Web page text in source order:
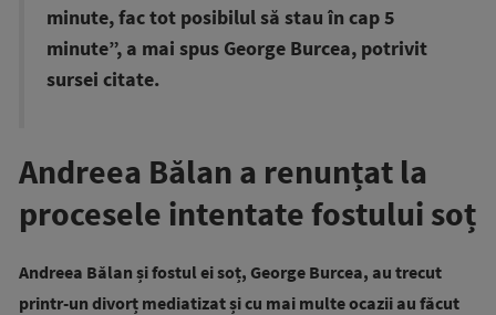
minute, fac tot posibilul să stau în cap 5
minute”, a mai spus George Burcea, potrivit
sursei citate.
Andreea Bălan a renunțat la
procesele intentate fostului soț
Andreea Bălan și fostul ei soț, George Burcea, au trecut
printr-un divorț mediatizat și cu mai multe ocazii au făcut